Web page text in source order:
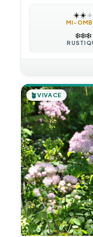
☀️☀️☀️
MI-
❄️❄️❄️
🪴VIVACE